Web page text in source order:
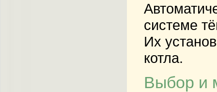
системе
Их
котла.
Выбор и